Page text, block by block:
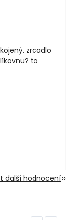
zrcadlo
to
další hodnocení